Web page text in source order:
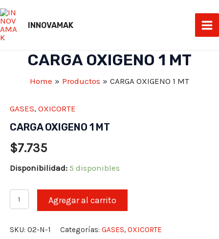
Skip
to
content
INNOVAMAK
CARGA OXIGENO 1 MT
Home Productos CARGA OXIGENO 1 MT
GASES, OXICORTE
CARGA OXIGENO 1 MT
$7.735
Disponibilidad: 5 disponibles
CARGA
OXIGENO
cantidad
Agregar al carrito
SKU: O2-N-1 Categorías: GASES, OXICORTE